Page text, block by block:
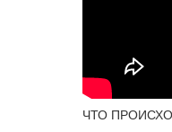
ЧТО